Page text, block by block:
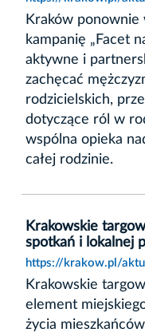
Kraków ponownie
kampanię „Facet
aktywne i
zachęcać
rodzicielskich,
dotyczące ról w
wspólna opieka
całej rodzinie.
Krakowskie
spotkań i lokalnej
https://krakow.pl/
Krakowskie
element
życia